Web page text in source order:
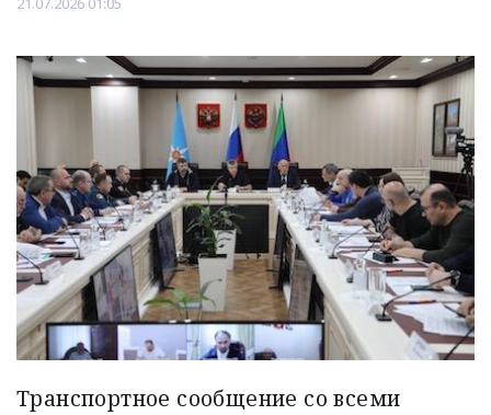
Транспортное сообщение со всеми